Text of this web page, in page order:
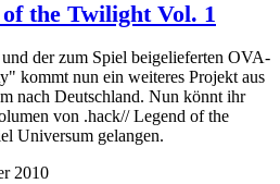
the Twilight Vol. 1
der zum Spiel beigelieferten OVA-
kommt nun ein weiteres Projekt aus
nach Deutschland. Nun könnt ihr
von .hack// Legend of the
Universum gelangen.
2010